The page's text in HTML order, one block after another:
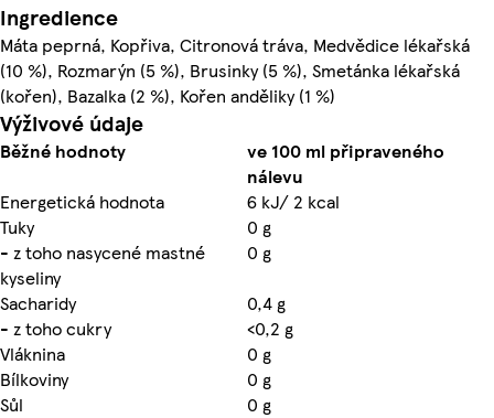
Ingredience
Máta peprná, Kopřiva, Citronová tráva, Medvědice lékařská
(10 %), Rozmarýn (5 %), Brusinky (5 %), Smetánka lékařská
(kořen), Bazalka (2 %), Kořen anděliky (1 %)
Výživové údaje
Běžné hodnoty
ve 100 ml připraveného
nálevu
Energetická hodnota
6 kJ/ 2 kcal
Tuky
0 g
- z toho nasycené mastné
kyseliny
0 g
Sacharidy
0,4 g
- z toho cukry
<0,2 g
Vláknina
0 g
Bílkoviny
0 g
Sůl
0 g